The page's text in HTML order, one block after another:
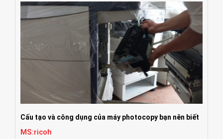
Cấu tạo và công dụng của máy photocopy bạn nên biết
MS:ricoh